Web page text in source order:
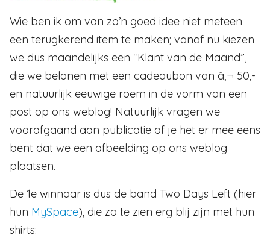
Wie ben ik om van zo’n goed idee niet meteen
een terugkerend item te maken; vanaf nu kiezen
we dus maandelijks een “Klant van de Maand”,
die we belonen met een cadeaubon van â‚¬ 50,-
en natuurlijk eeuwige roem in de vorm van een
post op ons weblog! Natuurlijk vragen we
voorafgaand aan publicatie of je het er mee eens
bent dat we een afbeelding op ons weblog
plaatsen.
De 1e winnaar is dus de band Two Days Left (hier
hun MySpace), die zo te zien erg blij zijn met hun
shirts: